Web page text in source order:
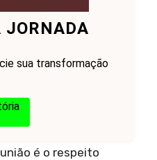
JORNADA
sua transformação
é o respeito